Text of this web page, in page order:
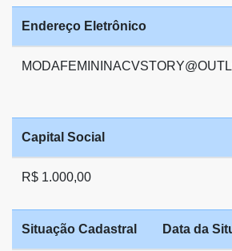
Endereço Eletrônico
Capital Social
R$ 1.000,00
Situação Cadastral Data da